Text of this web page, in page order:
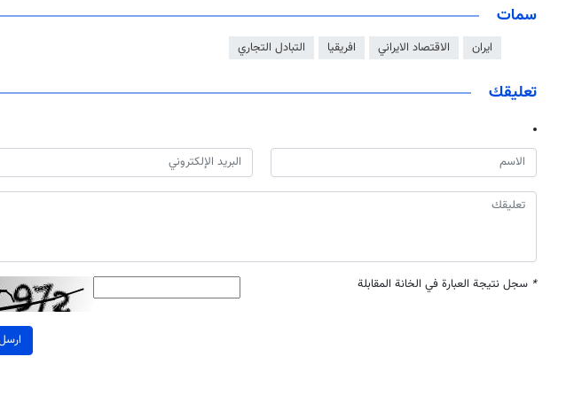
سمات
ايران الاقتصاد الايراني افريقيا التبادل التجاري
تعليقك
* سجل نتيجة العبارة في الخانة المقابلة